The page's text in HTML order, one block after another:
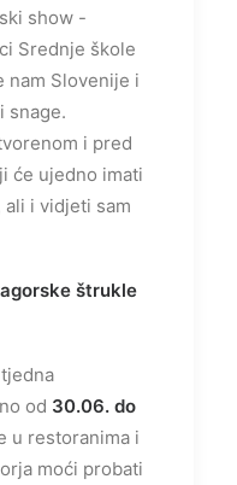
show -
Srednje škole
nam Slovenije i
snage.
i pred
će ujedno imati
i vidjeti sam
štrukle
od 30.06. do
u restoranima i
moći probati